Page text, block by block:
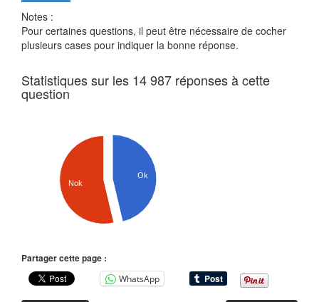
Notes :
Pour certaines questions, il peut être nécessaire de cocher
plusieurs cases pour indiquer la bonne réponse.
Statistiques sur les 14 987 réponses à cette
question
Ok
Nok
Partager cette page :
WhatsApp